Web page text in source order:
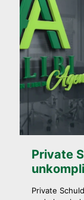
Private
Private